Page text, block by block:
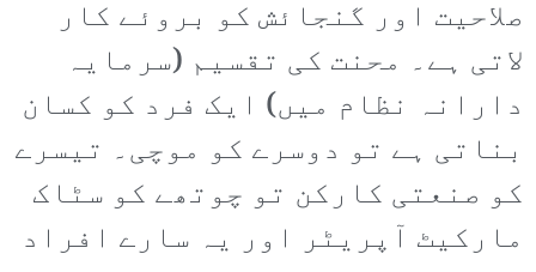
صلاحیت اور گنجائش کو بروئے کار
لاتی ہے۔ محنت کی تقسیم (سرمایہ
دارانہ نظام میں) ایک فرد کو کسان
بناتی ہے تو دوسرے کو موچی۔ تیسرے
کو صنعتی کارکن تو چوتھے کو سٹاک
مارکیٹ آپریٹر اور یہ سارے افراد